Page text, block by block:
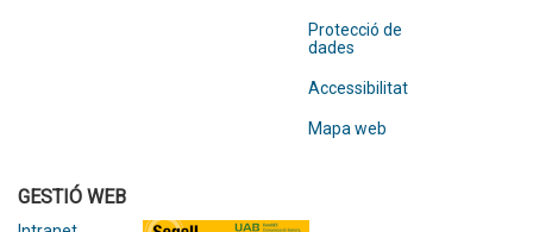
Protecció de
dades
Accessibilitat
Mapa web
GESTIÓ WEB